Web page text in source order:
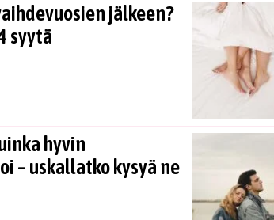
jälkeen?
syytä
hyvin
– uskallatko kysyä ne